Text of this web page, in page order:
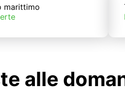
marittimo
alle